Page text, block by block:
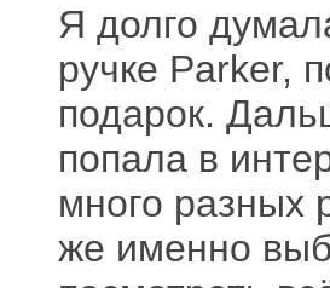
Я долго
ручке Parker,
подарок.
попала в
много разных
же именно